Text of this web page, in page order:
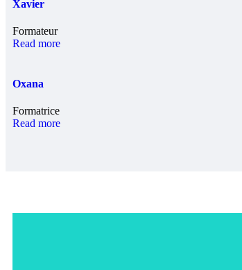
Xavier
Formateur
Read more
Oxana
Formatrice
Read more